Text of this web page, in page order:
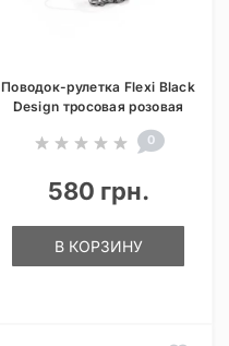
Поводок-рулетка Flexi Black
Design тросовая розовая
0
580 грн.
В КОРЗИНУ